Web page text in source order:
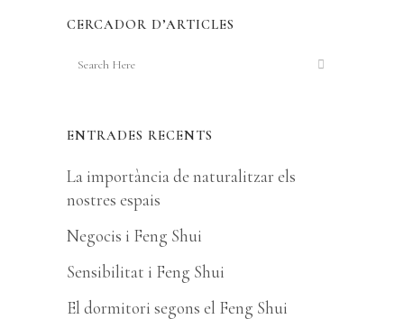
CERCADOR D’ARTICLES
ENTRADES RECENTS
La importància de naturalitzar els
nostres espais
Negocis i Feng Shui
Sensibilitat i Feng Shui
El dormitori segons el Feng Shui